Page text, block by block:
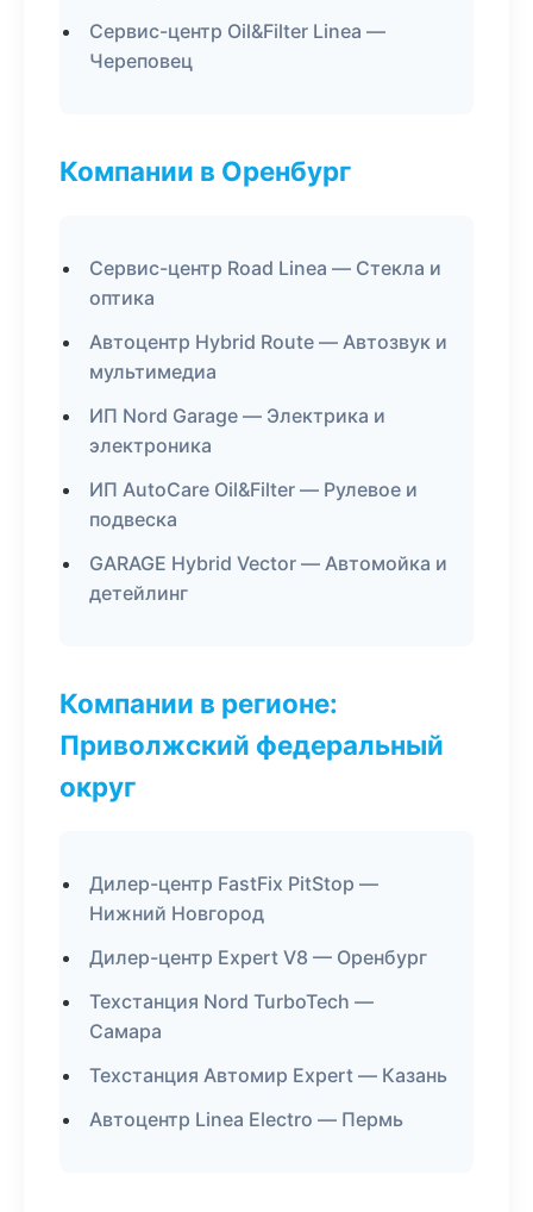
Сервис-центр Oil&Filter Linea —
Череповец
Компании в Оренбург
Сервис-центр Road Linea — Стекла и
оптика
Автоцентр Hybrid Route — Автозвук и
мультимедиа
ИП Nord Garage — Электрика и
электроника
ИП AutoCare Oil&Filter — Рулевое и
подвеска
GARAGE Hybrid Vector — Автомойка и
детейлинг
Компании в регионе:
Приволжский федеральный
округ
Дилер-центр FastFix PitStop —
Нижний Новгород
Дилер-центр Expert V8 — Оренбург
Техстанция Nord TurboTech —
Самара
Техстанция Автомир Expert — Казань
Автоцентр Linea Electro — Пермь